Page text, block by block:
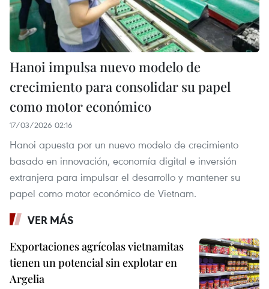
Hanoi impulsa nuevo modelo de
crecimiento para consolidar su papel
como motor económico
17/03/2026 02:16
Hanoi apuesta por un nuevo modelo de crecimiento
basado en innovación, economía digital e inversión
extranjera para impulsar el desarrollo y mantener su
papel como motor económico de Vietnam.
VER MÁS
Exportaciones agrícolas vietnamitas
tienen un potencial sin explotar en
Argelia